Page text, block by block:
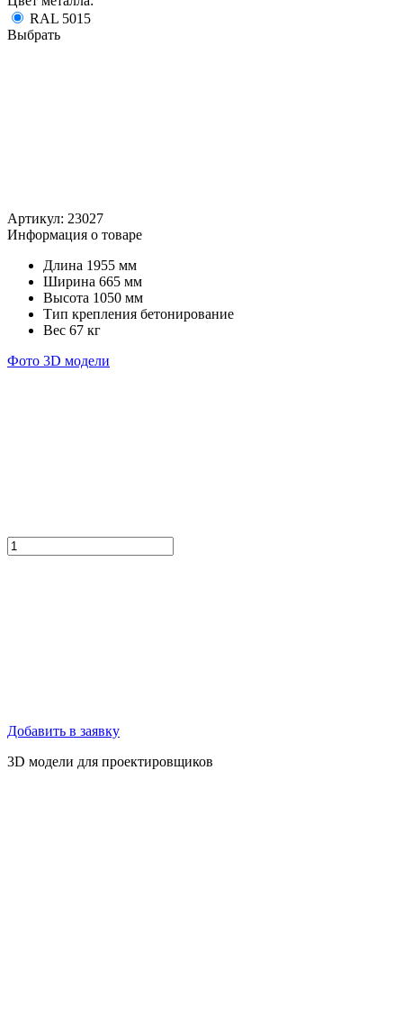
RAL 5015
Выбрать
Артикул: 23027
Информация о товаре
Длина 1955 мм
Ширина 665 мм
Высота 1050 мм
Тип крепления бетонирование
Вес 67 кг
Фото 3D модели
Добавить в заявку
3D модели для проектировщиков